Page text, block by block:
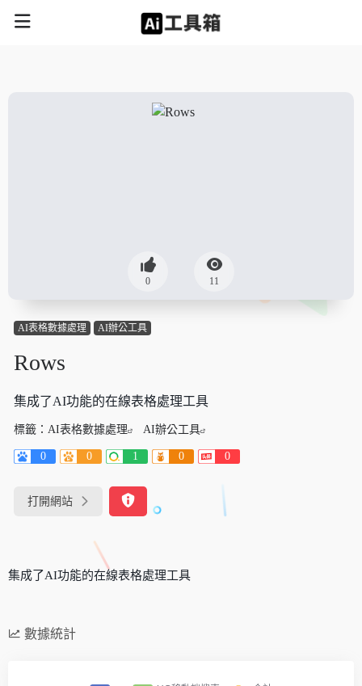
0 11
AI表格數據處理 AI辦公工具
Rows
集成了AI功能的在線表格處理工具
標籤： AI表格數據處理 AI辦公工具
0 0 1 0 0
打開網站
集成了AI功能的在線表格處理工具
數據統計